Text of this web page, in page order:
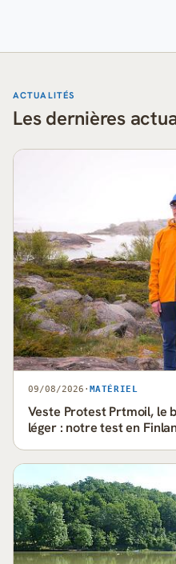
ACTUALITÉS
Les dernières
09/08/2026 · MATÉRIEL
Veste Protest Prtmoil, le
léger : notre test en